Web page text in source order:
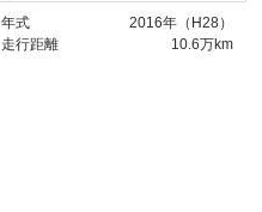
年式
2016年（H28）
走行距離
10.6万km